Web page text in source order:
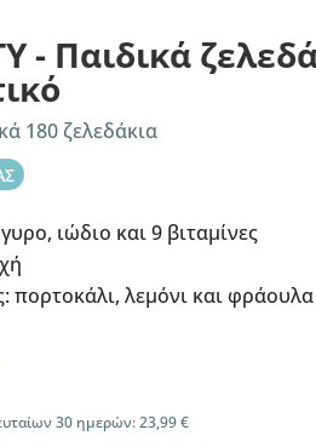
- Παιδικά
180 ζελεδάκια
ιώδιο και 9 βιταμίνες
πορτοκάλι, λεμόνι και φράουλα
30 ημερών: 23,99 €